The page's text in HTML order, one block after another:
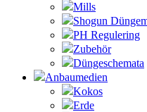
Mills
Shogun
PH Regulering
Zubehör
Düngeschemata
Anbaumedien
Kokos
Erde